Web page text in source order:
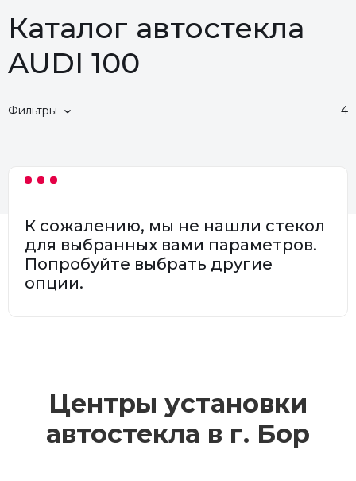
Каталог автостекла
AUDI 100
Фильтры 4
К сожалению, мы не нашли стекол
для выбранных вами параметров.
Попробуйте выбрать другие
опции.
Центры установки
автостекла в г. Бор